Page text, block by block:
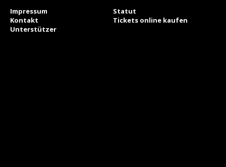
Impressum
Statut
Kontakt
Tickets online kaufen
Unterstützer